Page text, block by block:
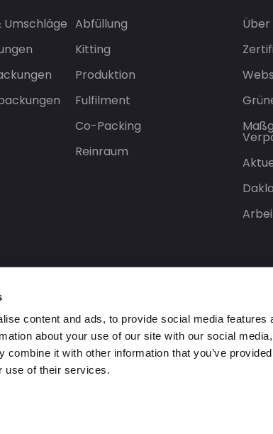
content and ads, to provide social media features
about your use of our site with our social
combine it with other information that you’ve
use of their services.
Abfüllung
Kitting
Produktion
Fulfilment
Co-Packing
Reinraum
Über